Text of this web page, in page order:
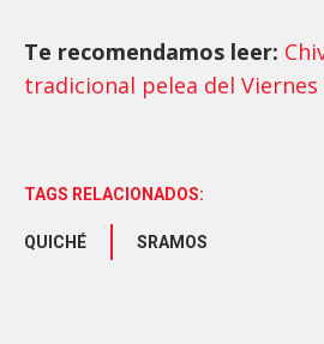
Te recomendamos leer:
tradicional pelea del Viernes
TAGS RELACIONADOS:
QUICHÉ SRAMOS